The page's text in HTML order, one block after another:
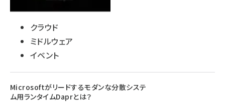
クラウド
ミドルウェア
イベント
Microsoftがリードするモダンな分散システ
ム用ランタイムDaprとは？